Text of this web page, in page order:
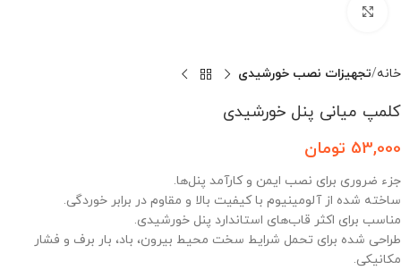
خانه تجهیزات نصب خورشیدی
کلمپ میانی پنل خورشیدی
53,000 تومان
جزء ضروری برای نصب ایمن و کارآمد پنل‌ها.
ساخته شده از آلومینیوم با کیفیت بالا و مقاوم در برابر خوردگی.
مناسب برای اکثر قاب‌های استاندارد پنل خورشیدی.
طراحی شده برای تحمل شرایط سخت محیط بیرون، باد، بار برف و فشار
مکانیکی.